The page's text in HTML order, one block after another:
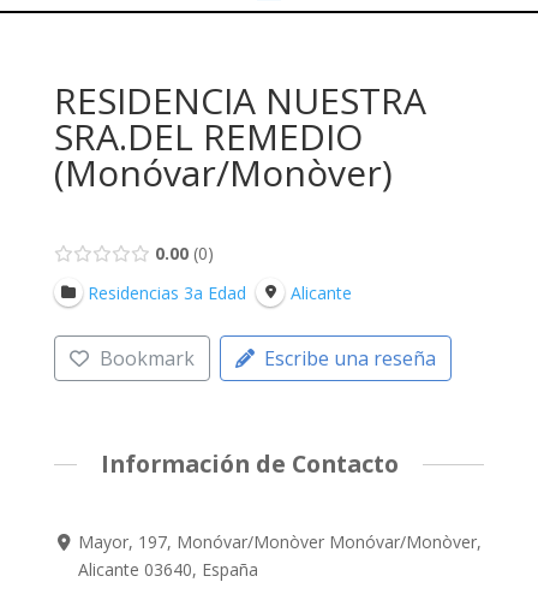
RESIDENCIA NUESTRA
SRA.DEL REMEDIO
(Monóvar/Monòver)
0.00 0
Residencias 3a Edad
Alicante
Bookmark Escribe una reseña
Información de Contacto
Mayor, 197, Monóvar/Monòver Monóvar/Monòver,
Alicante 03640, España